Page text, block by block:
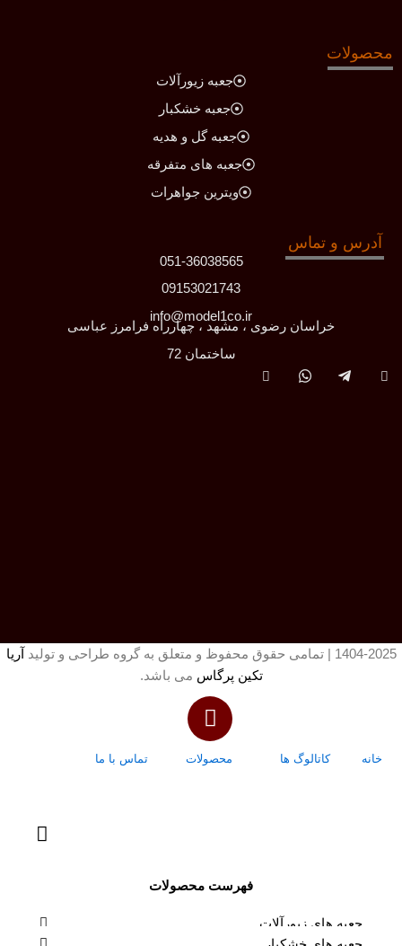
محصولات
جعبه زیورآلات
جعبه خشکبار
جعبه گل و هدیه
جعبه های متفرقه
ویترین جواهرات
آدرس و تماس
051-36038565
09153021743
info@model1co.ir
خراسان رضوی ، مشهد ، چهارراه فرامرز عباسی
ساختمان 72
1404-2025 | تمامی حقوق محفوظ و متعلق به گروه طراحی و تولید
آریا
تکین پرگاس می باشد.
خانه کاتالوگ ها محصولات تماس با ما
فهرست محصولات
جعبه های زیورآلات